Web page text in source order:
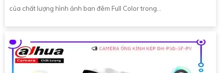
của chất lượng hình ảnh ban đêm Full Color trong...